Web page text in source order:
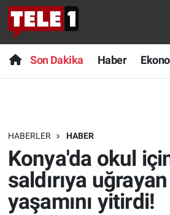
Son Dakika Haber
HABERLER HABER
Konya'da okul
saldırıya
yaşamını yitirdi!
Anında Manşet
Başka Sohbetler
Bilim turu
Bilim ve Teknoloji Evreni
Doğa Konuşuyor
Son Dakika
Haber
Dünya
Teknoloji
Sağlık
Nöbetçi Eczaneler
Hava Durumu
Trafik Durumu
Süper Lig Puan Durumu ve
Tüm Manşetler